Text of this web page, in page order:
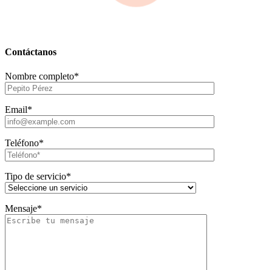
Contáctanos
Nombre completo*
Email*
Teléfono*
Tipo de servicio*
Mensaje*